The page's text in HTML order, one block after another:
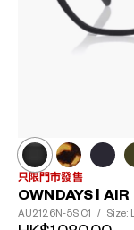
只限門市發售
OWNDAYS | AIR
AU2126N-5S C1 / Size: L